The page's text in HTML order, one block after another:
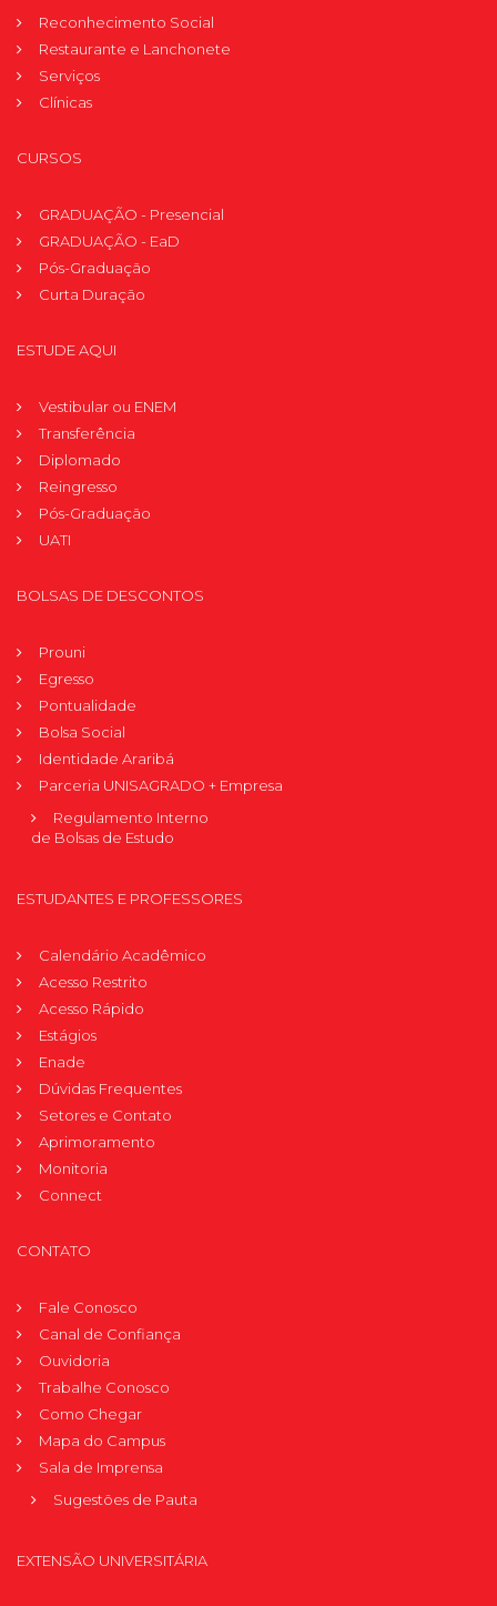
Reconhecimento Social
Restaurante e Lanchonete
Serviços
Clínicas
CURSOS
GRADUAÇÃO - Presencial
GRADUAÇÃO - EaD
Pós-Graduação
Curta Duração
ESTUDE AQUI
Vestibular ou ENEM
Transferência
Diplomado
Reingresso
Pós-Graduação
UATI
BOLSAS DE DESCONTOS
Prouni
Egresso
Pontualidade
Bolsa Social
Identidade Araribá
Parceria UNISAGRADO + Empresa
Regulamento Interno
de Bolsas de Estudo
ESTUDANTES E PROFESSORES
Calendário Acadêmico
Acesso Restrito
Acesso Rápido
Estágios
Enade
Dúvidas Frequentes
Setores e Contato
Aprimoramento
Monitoria
Connect
CONTATO
Fale Conosco
Canal de Confiança
Ouvidoria
Trabalhe Conosco
Como Chegar
Mapa do Campus
Sala de Imprensa
Sugestões de Pauta
EXTENSÃO UNIVERSITÁRIA